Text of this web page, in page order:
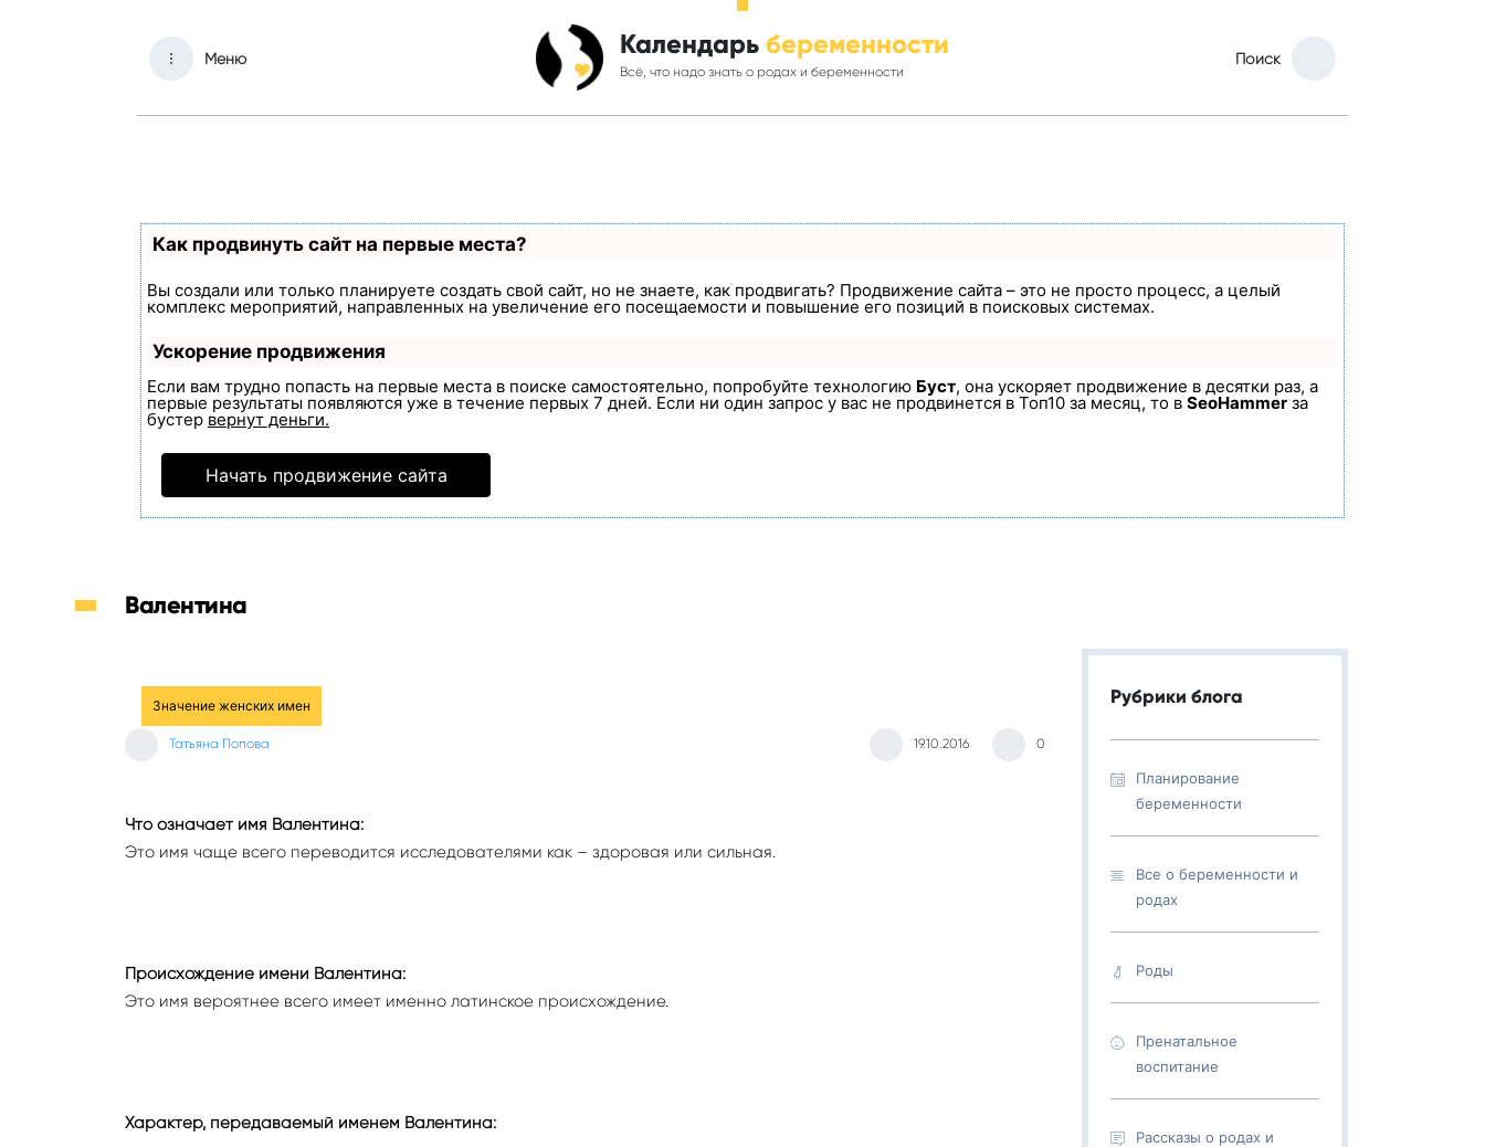
Меню Календарь беременности
Всё, что надо знать о родах и беременности
Поиск
Как продвинуть сайт на первые места?
Вы создали или только планируете создать свой сайт, но не знаете, как продвигать? Продвижение сайта – это не просто процесс, а целый
комплекс мероприятий, направленных на увеличение его посещаемости и повышение его позиций в поисковых системах.
Ускорение продвижения
Если вам трудно попасть на первые места в поиске самостоятельно, попробуйте технологию Буст, она ускоряет продвижение в десятки раз, а
первые результаты появляются уже в течение первых 7 дней. Если ни один запрос у вас не продвинется в Топ10 за месяц, то в SeoHammer за
бустер вернут деньги.
Начать продвижение сайта
Валентина
Значение женских имен
Татьяна Попова 19.10.2016 0
Что означает имя Валентина:
Это имя чаще всего переводится исследователями как – здоровая или сильная.
Происхождение имени Валентина:
Это имя вероятнее всего имеет именно латинское происхождение.
Характер, передаваемый именем Валентина:
Рубрики блога
Планирование
беременности
Все о беременности и
родах
Роды
Пренатальное
воспитание
Рассказы о родах и